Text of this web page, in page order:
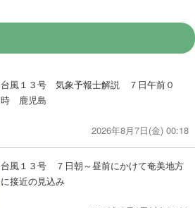
台風１３号 気象予報士解説 ７日午前０
時 鹿児島
2026年8月7日(金) 00:18
台風１３号 ７日朝～昼前にかけて奄美地方
に接近の見込み